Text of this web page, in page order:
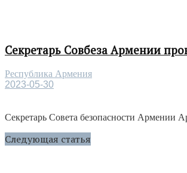
Секретарь Совбеза Армении
Республика Армения
2023-05-30
Секретарь Совета безопасности Армении
Следующая статья